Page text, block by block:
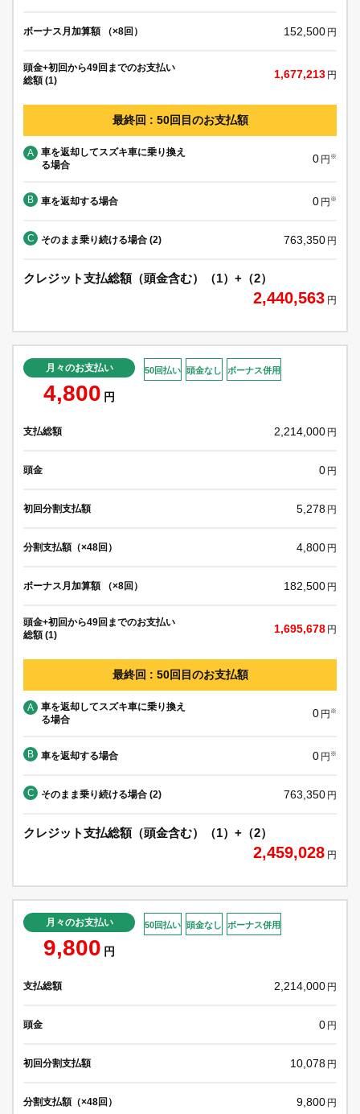
ボーナス月加算額 （×8回） 152,500 円
頭金+初回から49回までのお支払い
総額 (1)
1,677,213 円
最終回 : 50回目のお支払額
A
車を返却してスズキ車に乗り換え
る場合
0 円 ※
B 車を返却する場合 0 円 ※
C そのまま乗り続ける場合 (2) 763,350 円
クレジット支払総額（頭金含む）（1）+（2）
2,440,563 円
月々のお支払い
4,800 円
50回払い 頭金なし ボーナス併用
支払総額 2,214,000 円
頭金 0 円
初回分割支払額 5,278 円
分割支払額（×48回） 4,800 円
ボーナス月加算額 （×8回） 182,500 円
頭金+初回から49回までのお支払い
総額 (1)
1,695,678 円
最終回 : 50回目のお支払額
A
車を返却してスズキ車に乗り換え
る場合
0 円 ※
B 車を返却する場合 0 円 ※
C そのまま乗り続ける場合 (2) 763,350 円
クレジット支払総額（頭金含む）（1）+（2）
2,459,028 円
月々のお支払い
9,800 円
50回払い 頭金なし ボーナス併用
支払総額 2,214,000 円
頭金 0 円
初回分割支払額 10,078 円
分割支払額（×48回） 9,800 円